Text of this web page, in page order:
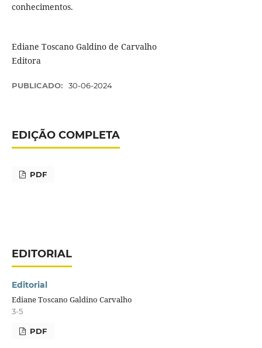
conhecimentos.
Ediane Toscano Galdino de Carvalho
Editora
PUBLICADO: 30-06-2024
EDIÇÃO COMPLETA
PDF
EDITORIAL
Editorial
Ediane Toscano Galdino Carvalho
3-5
PDF